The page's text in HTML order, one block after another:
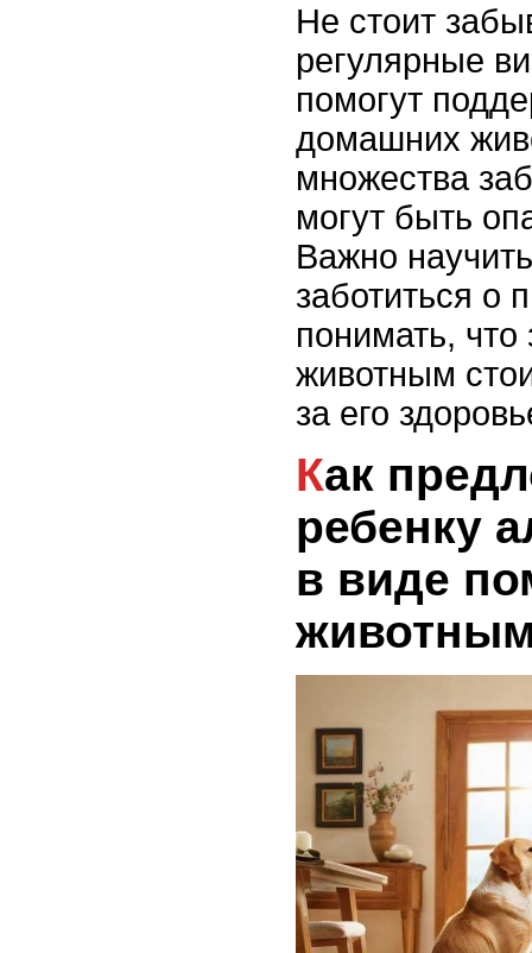
Не стоит
регулярные
помогут
домашних
множества
могут быть
Важно
заботиться о
понимать,
животным
за его
Как предложить
ребенку
в виде